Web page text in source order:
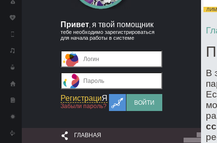
Привет я твой помощник
тебе необходимо зарегистрироваться
для начала работы в системе
РегистрациЯ
Забыли пароль?
ВОЙТИ
ГЛАВНАЯ
В